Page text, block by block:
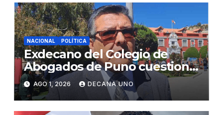
NACIONAL POLÍTICA
Exdecano del Colegio de
Abogados de Puno cuestiona
propuestas sobre seguridad
ciudadana
AGO 1, 2026 DECANA UNO